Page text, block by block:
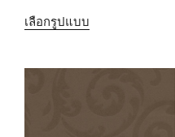
เลือกรูปแบบ